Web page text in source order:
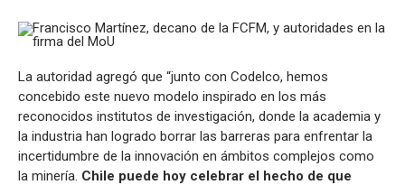
La autoridad agregó que “junto con Codelco, hemos
concebido este nuevo modelo inspirado en los más
reconocidos institutos de investigación, donde la academia y
la industria han logrado borrar las barreras para enfrentar la
incertidumbre de la innovación en ámbitos complejos como
la minería. Chile puede hoy celebrar el hecho de que